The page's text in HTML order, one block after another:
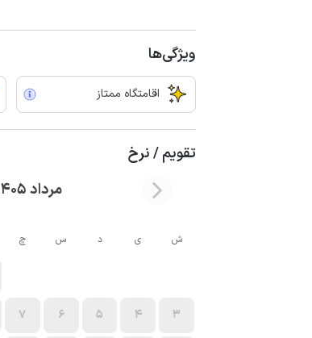
ویژگی‌ها
اقامتگاه ممتاز
تقویم / نرخ
مرداد 1405
ش ی د س چ
3
4
5
6
7